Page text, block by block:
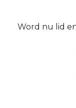
Word nu lid